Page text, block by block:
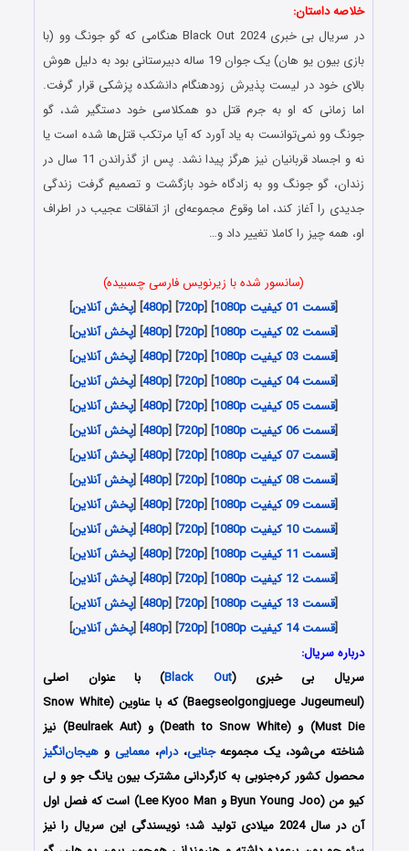
خلاصه داستان:
در سریال بی خبری Black Out 2024 هنگامی که گو جونگ وو (با
بازی بیون یو هان) یک جوان 19 ساله دبیرستانی بود به دلیل هوش
بالای خود در لیست پذیرش زودهنگام دانشکده پزشکی قرار گرفت.
اما زمانی که او به جرم قتل دو همکلاسی خود دستگیر شد، گو
جونگ وو نمی‌توانست به یاد آورد که آیا مرتکب قتل‌ها شده است یا
نه و اجساد قربانیان نیز هرگز پیدا نشد. پس از گذراندن 11 سال در
زندان، گو جونگ وو به زادگاه خود بازگشت و تصمیم گرفت زندگی
جدیدی را آغاز کند، اما وقوع مجموعه‌ای از اتفاقات عجیب در اطراف
او، همه چیز را کاملا تغییر داد و…
(سانسور شده با زیرنویس فارسی چسبیده)
[قسمت 01 کیفیت 1080p ] [
720p
] [
480p
] [پخش آنلاین]
[قسمت 02 کیفیت 1080p ] [
720p
] [
480p
] [پخش آنلاین]
[قسمت 03 کیفیت 1080p ] [
720p
] [
480p
] [پخش آنلاین]
[قسمت 04 کیفیت 1080p ] [
720p
] [
480p
] [پخش آنلاین]
[قسمت 05 کیفیت 1080p ] [
720p
] [
480p
] [پخش آنلاین]
[قسمت 06 کیفیت 1080p ] [
720p
] [
480p
] [پخش آنلاین]
[قسمت 07 کیفیت 1080p ] [
720p
] [
480p
] [پخش آنلاین]
[قسمت 08 کیفیت 1080p ] [
720p
] [
480p
] [پخش آنلاین]
[قسمت 09 کیفیت 1080p ] [
720p
] [
480p
] [پخش آنلاین]
[قسمت 10 کیفیت 1080p ] [
720p
] [
480p
] [پخش آنلاین]
[قسمت 11 کیفیت 1080p ] [
720p
] [
480p
] [پخش آنلاین]
[قسمت 12 کیفیت 1080p ] [
720p
] [
480p
] [پخش آنلاین]
[قسمت 13 کیفیت 1080p ] [
720p
] [
480p
] [پخش آنلاین]
[قسمت 14 کیفیت 1080p ] [
720p
] [
480p
] [پخش آنلاین]
درباره سریال:
سریال بی خبری (Black Out) با عنوان اصلی
(Baegseolgongjuege Jugeumeul) که با عناوین (Snow White
Must Die) و (Death to Snow White) و (Beulraek Aut) نیز
شناخته می‌شود، یک مجموعهجنایی،درام،معمایی و هیجان‌انگیز
محصول کشور کره‌جنوبی به کارگردانیمشترک بیون یانگ جو و لی
کیو من (Byun Young Joo و Lee Kyoo Man)
است که فصل اول
آن در سال 2024 میلادی تولید شد؛ نویسندگی این سریال را نیز